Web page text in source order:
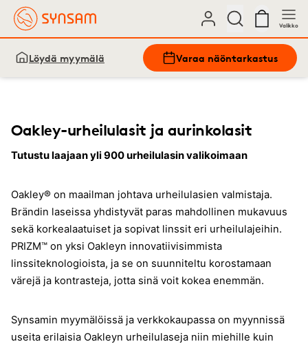
Valikko
Löydä myymälä Varaa näöntarkastus
Oakley-urheilulasit ja aurinkolasit
Tutustu laajaan yli 900 urheilulasin valikoimaan
Oakley® on maailman johtava urheilulasien valmistaja.
Brändin laseissa yhdistyvät paras mahdollinen mukavuus
sekä korkealaatuiset ja sopivat linssit eri urheilulajeihin.
PRIZM™ on yksi Oakleyn innovatiivisimmista
linssiteknologioista, ja se on suunniteltu korostamaan
värejä ja kontrasteja, jotta sinä voit kokea enemmän.
Synsamin myymälöissä ja verkkokaupassa on myynnissä
useita erilaisia Oakleyn urheilulaseja niin miehille kuin